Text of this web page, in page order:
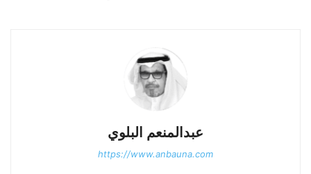
عبدالمنعم البلوي
https://www.anbauna.com